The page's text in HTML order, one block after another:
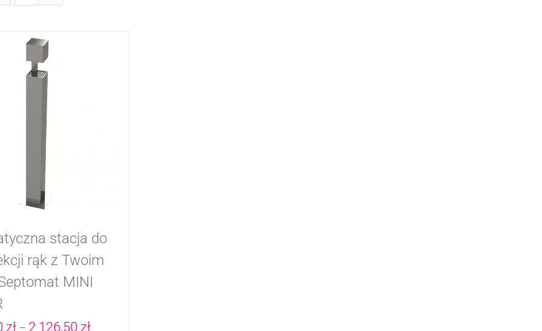
stacja do
rąk z Twoim
MINI
zł – 2 126,50 złZakres